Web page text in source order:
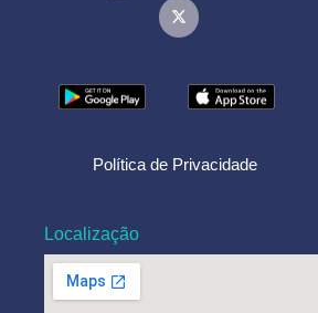
Política de Privacidade
Localização